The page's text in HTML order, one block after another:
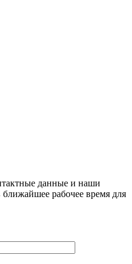
данные и наши
рабочее время для